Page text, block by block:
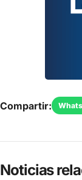
Compartir:
Noticias